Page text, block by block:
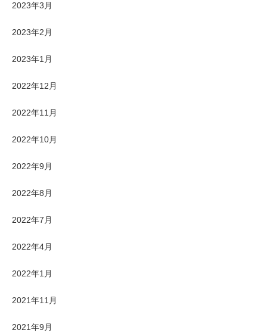
2023年3月
2023年2月
2023年1月
2022年12月
2022年11月
2022年10月
2022年9月
2022年8月
2022年7月
2022年4月
2022年1月
2021年11月
2021年9月